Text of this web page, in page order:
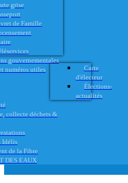
grise
de Famille
gouvernementales
numéros utiles
Carte
d'électeur
Élections-
actualités
collecte déchets &
Idélis
de la Fibre
DES EAUX